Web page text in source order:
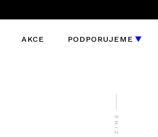
AKCE PODPORUJEME